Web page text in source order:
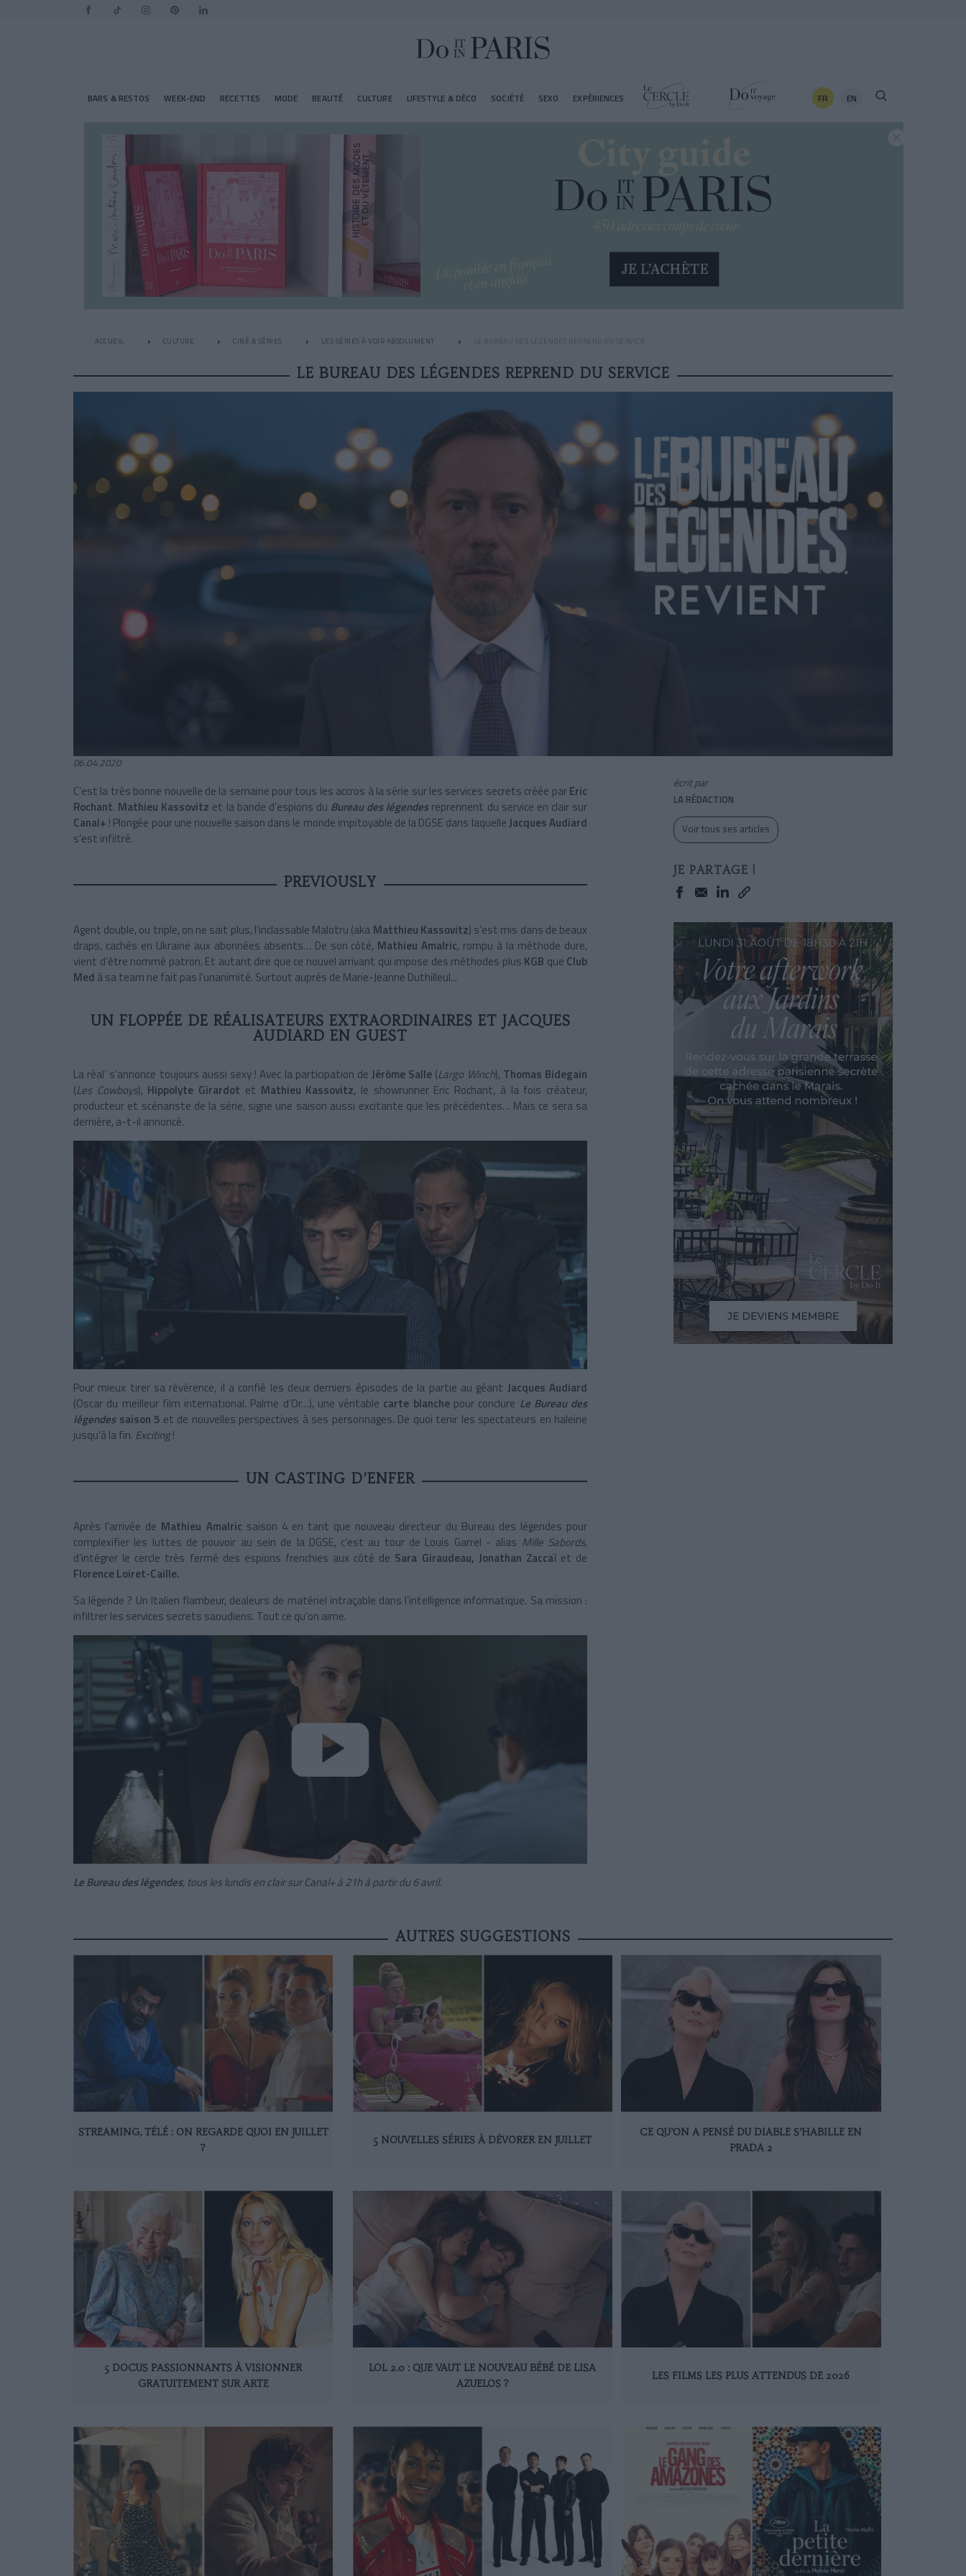
BARS & RESTOS WEEK-END RECETTES MODE BEAUTÉ CULTURE LIFESTYLE & DÉCO SOCIÉTÉ SEXO EXPÉRIENCES FR EN
ACCUEIL CULTURE CINÉ & SÉRIES LES SÉRIES À VOIR ABSOLUMENT LE BUREAU DES LÉGENDES REPREND DU SERVICE
LE BUREAU DES LÉGENDES REPREND DU SERVICE
06.04.2020
C’est la très bonne nouvelle de la semaine pour tous les accros à la série sur les services secrets créée parEric
Rochant. Mathieu Kassovitz et la bande d’espions du Bureau des légendesreprennent du service en clair sur
Canal+ ! Plongée pour une nouvelle saison dans le monde impitoyable de la DGSE dans laquelleJacques Audiard
s’est infiltré.
PREVIOUSLY
Agent double, ou triple, on ne sait plus, l’inclassable Malotru (aka Matthieu Kassovitz) s’est mis dans de beaux
draps, cachés en Ukraine aux abonnées absents… De son côté, Mathieu Amalric, rompu à la méthode dure,
vient d’être nommé patron. Et autant dire que ce nouvel arrivant qui impose des méthodes plus KGB que Club
Med à sa team ne fait pas l’unanimité. Surtout auprès de Marie-Jeanne Duthilleul...
UN FLOPPÉE DE RÉALISATEURS EXTRAORDINAIRES ET JACQUES
AUDIARD EN GUEST
La réal’ s’annonce toujours aussi sexy ! Avec la participation deJérôme Salle (Largo Winch), Thomas Bidegain
(Les Cowboys), Hippolyte Girardot et Mathieu Kassovitz, le showrunner Eric Rochant, à la fois créateur,
producteur et scénariste de la série, signe une saison aussi excitante que les précédentes… Mais ce sera sa
dernière, a-t-il annoncé.
Pour mieux tirer sa révérence, il a confié les deux derniers épisodes de la partie au géant Jacques Audiard
(Oscar du meilleur film international, Palme d’Or…), une véritable carte blanche pour conclure Le Bureau des
légendes saison 5 et de nouvelles perspectives à ses personnages. De quoi tenir les spectateurs en haleine
jusqu’à la fin. Exciting!
UN CASTING D’ENFER
Après l’arrivée de Mathieu Amalric saison 4 en tant que nouveau directeur du Bureau des légendes pour
complexifier les luttes de pouvoir au sein de la DGSE, c’est au tour de Louis Garrel - alias Mille Sabords,
d’intégrer le cercle très fermé des espions frenchies aux côté de Sara Giraudeau, Jonathan Zaccaï et de
Florence Loiret-Caille.
Sa légende ? Un Italien flambeur, dealeurs de matériel intraçable dans l’intelligence informatique. Sa mission :
infiltrer les services secrets saoudiens. Tout ce qu’on aime.
Le Bureau des légendes, tous les lundis en clair sur Canal+ à 21h à partir du 6 avril.
écrit par
LA RÉDACTION
Voir tous ses articles
JE PARTAGE !
AUTRES SUGGESTIONS
STREAMING, TÉLÉ : ON REGARDE QUOI EN JUILLET
?
5 NOUVELLES SÉRIES À DÉVORER EN JUILLET
CE QU’ON A PENSÉ DU DIABLE S’HABILLE EN
PRADA 2
5 DOCUS PASSIONNANTS À VISIONNER
GRATUITEMENT SUR ARTE
LOL 2.0 : QUE VAUT LE NOUVEAU BÉBÉ DE LISA
AZUELOS ?
LES FILMS LES PLUS ATTENDUS DE 2026